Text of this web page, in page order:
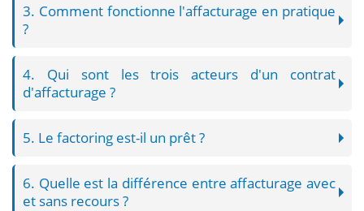
3. Comment fonctionne l'affacturage en pratique
?
4. Qui sont les trois acteurs d'un contrat
d'affacturage ?
5. Le factoring est-il un prêt ?
6. Quelle est la différence entre affacturage avec
et sans recours ?